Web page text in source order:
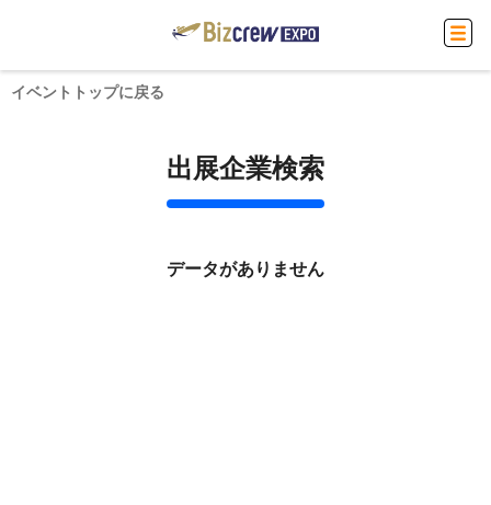
イベントトップに戻る
出展企業検索
データがありません